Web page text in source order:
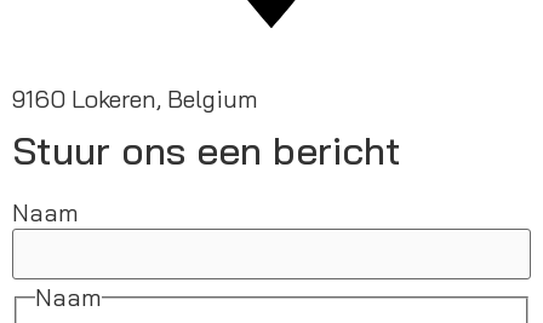
9160 Lokeren, Belgium
Stuur ons een bericht
Naam
Naam